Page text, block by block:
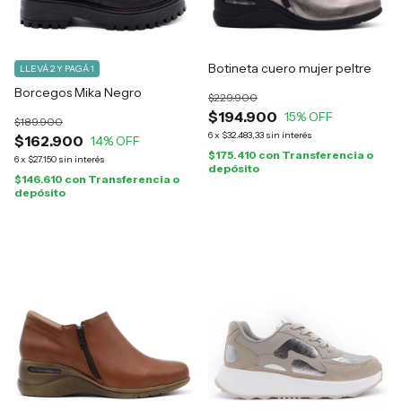
Borcegos Mika Negro
$162.900
$189.900
14% OFF
6x $27.150 sin interés
LLEVÁ 2 Y PAGÁ 1
$146.610 con Transferencia o
depósito
Botineta cuero mujer peltre
$194.900
$229.900
15% OFF
6x $32.483,33 sin interés
$175.410 con Transferencia o
depósito